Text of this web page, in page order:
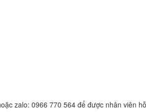
zalo: 0966 770 564 để được nhân viên